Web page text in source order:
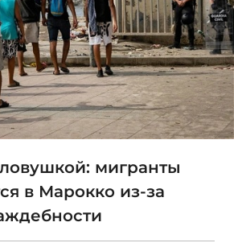
ловушкой: мигранты
в Марокко из-за